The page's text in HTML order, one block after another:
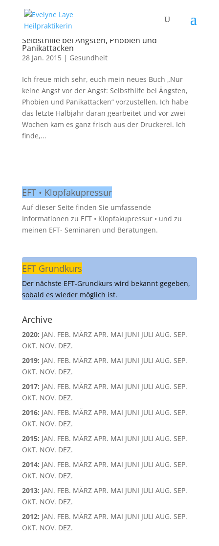
Nur keine Angst vor der Angst:
Selbsthilfe bei Ängsten, Phobien und
Panikattacken
28 Jan. 2015| Gesundheit
Ich freue mich sehr, euch mein neues Buch „Nur
keine Angst vor der Angst: Selbsthilfe bei Ängsten,
Phobien und Panikattacken“ vorzustellen. Ich habe
das letzte Halbjahr daran gearbeitet und vor zwei
Wochen kam es ganz frisch aus der Druckerei. Ich
finde,...
EFT • Klopfakupressur
Auf dieser Seite finden Sie umfassende
Informationen zu EFT • Klopfakupressur • und zu
meinen EFT- Seminaren und Beratungen.
EFT Grundkurs
Der nächste EFT-Grundkurs wird bekannt gegeben,
sobald es wieder möglich ist.
Archive
2020: JAN. FEB. MÄRZ APR. MAI JUNI JULI AUG. SEP.
OKT. NOV. DEZ.
2019: JAN. FEB. MÄRZ APR. MAI JUNI JULI AUG. SEP.
OKT. NOV. DEZ.
2017: JAN. FEB. MÄRZ APR. MAI JUNI JULI AUG. SEP.
OKT. NOV. DEZ.
2016: JAN. FEB. MÄRZ APR. MAI JUNI JULI AUG. SEP.
OKT. NOV. DEZ.
2015: JAN. FEB. MÄRZ APR. MAI JUNI JULI AUG. SEP.
OKT. NOV. DEZ.
2014: JAN. FEB. MÄRZ APR. MAI JUNI JULI AUG. SEP.
OKT. NOV. DEZ.
2013: JAN. FEB. MÄRZ APR. MAI JUNI JULI AUG. SEP.
OKT. NOV. DEZ.
2012: JAN. FEB. MÄRZ APR. MAI JUNI JULI AUG. SEP.
OKT. NOV. DEZ.